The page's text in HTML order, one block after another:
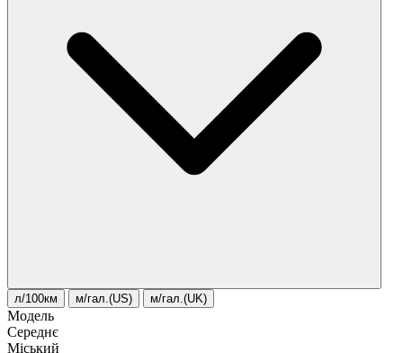
л/100км м/гал.(US) м/гал.(UK)
Модель
Середнє
Міський